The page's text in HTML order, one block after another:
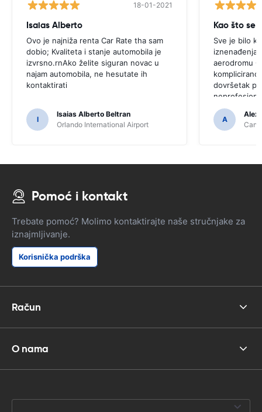
18-01-2021
Isaias Alberto
Ovo je najniža renta Car Rate tha sam
dobio; Kvaliteta i stanje automobila je
izvrsno.rnAko želite siguran novac u
najam automobila, ne hesutate ih
kontaktirati
I
Isaias Alberto Beltran
Orlando International Airport
Kao što se
Sve je bilo
aerodromu
dovršetak
A
Alex
Pomoć i kontakt
Trebate pomoć? Molimo kontaktirajte naše stručnjake za
iznajmljivanje.
Korisnička podrška
Račun
O nama